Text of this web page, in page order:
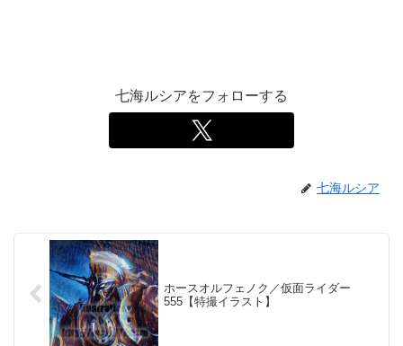
七海ルシアをフォローする
七海ルシア
ホースオルフェノク／仮面ライダー
555【特撮イラスト】